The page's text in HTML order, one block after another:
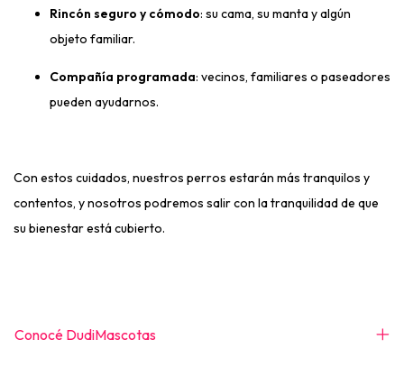
Rincón seguro y cómodo: su cama, su manta y algún
objeto familiar.
Compañía programada: vecinos, familiares o paseadores
pueden ayudarnos.
Con estos cuidados, nuestros perros estarán más tranquilos y
contentos, y nosotros podremos salir con la tranquilidad de que
su bienestar está cubierto.
Conocé DudiMascotas